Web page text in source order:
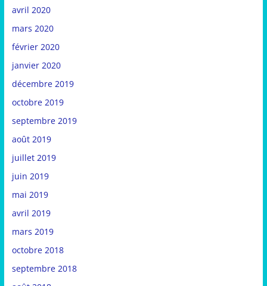
avril 2020
mars 2020
février 2020
janvier 2020
décembre 2019
octobre 2019
septembre 2019
août 2019
juillet 2019
juin 2019
mai 2019
avril 2019
mars 2019
octobre 2018
septembre 2018